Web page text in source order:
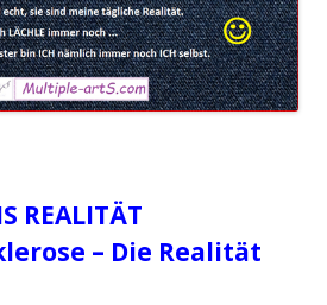
REALITÄT
– Die Realität